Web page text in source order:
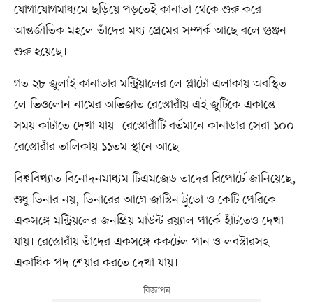
যোগাযোগমাধ্যমে ছড়িয়ে পড়তেই কানাডা থেকে শুরু করে
আন্তর্জাতিক মহলে তাঁদের মধ্য প্রেমের সম্পর্ক আছে বলে গুঞ্জন
শুরু হয়েছে।
গত ২৮ জুলাই কানাডার মন্ট্রিয়ালের লে প্লাটো এলাকায় অবস্থিত
লে ভিওলোন নামের অভিজাত রেস্তোরাঁয় এই জুটিকে একান্তে
সময় কাটাতে দেখা যায়। রেস্তোরাঁটি বর্তমানে কানাডার সেরা ১০০
রেস্তোরাঁর তালিকায় ১১তম স্থানে আছে।
বিশ্ববিখ্যাত বিনোদনমাধ্যম টিএমজেড তাদের রিপোর্টে জানিয়েছে,
শুধু ডিনার নয়, ডিনারের আগে জাস্টিন ট্রুডো ও কেটি পেরিকে
একসঙ্গে মন্ট্রিয়লের জনপ্রিয় মাউন্ট রয়্যাল পার্কে হাঁটতেও দেখা
যায়। রেস্তোরাঁয় তাঁদের একসঙ্গে ককটেল পান ও লবস্টারসহ
একাধিক পদ শেয়ার করতে দেখা যায়।